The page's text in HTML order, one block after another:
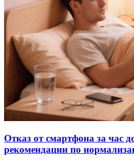
Отказ от смартфона за час
рекомендации по